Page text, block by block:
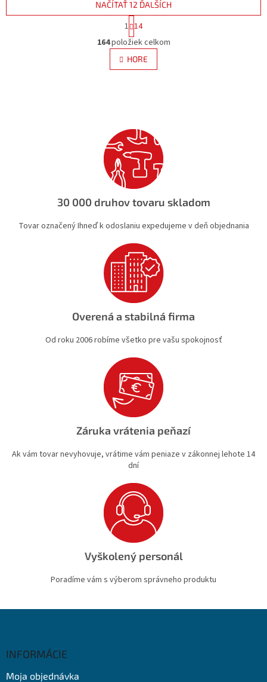
O
v
l
á
e
p
r
v
k
ý
i
s
u
NAČÍTAŤ 12 ĎALŠÍCH
t
r
á
n
k
e
1 14
164položiek celkom
HORE
30 000 druhov tovaru skladom
Tovar označený Ihneď k odoslaniu expedujeme v deň objednania
Overená a stabilná firma
Od roku 2006 robíme všetko pre vašu spokojnosť
Záruka vrátenia peňazí
Ak vám tovar nevyhovuje, vrátime vám peniaze v zákonnej lehote 14
dní
Vyškolený personál
Poradíme vám s výberom správneho produktu
INFORMÁCIE
Moja objednávka